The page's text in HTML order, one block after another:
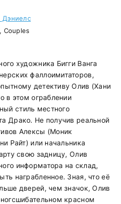
Дэниелс
Couples
художника Бигги Ванга
фаллоимитаторов,
детективу Олив (Хани
в этом ограблении
стиль местного
Драко. Не получив реальной
Алексы (Моник
Райт) или начальника
свою задницу, Олив
информатора на склад,
награбленное. Зная, что её
дверей, чем значок, Олив
красном